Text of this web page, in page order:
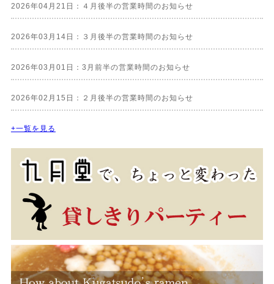
2026年04月21日：４月後半の営業時間のお知らせ
2026年03月14日：３月後半の営業時間のお知らせ
2026年03月01日：3月前半の営業時間のお知らせ
2026年02月15日：２月後半の営業時間のお知らせ
+一覧を見る